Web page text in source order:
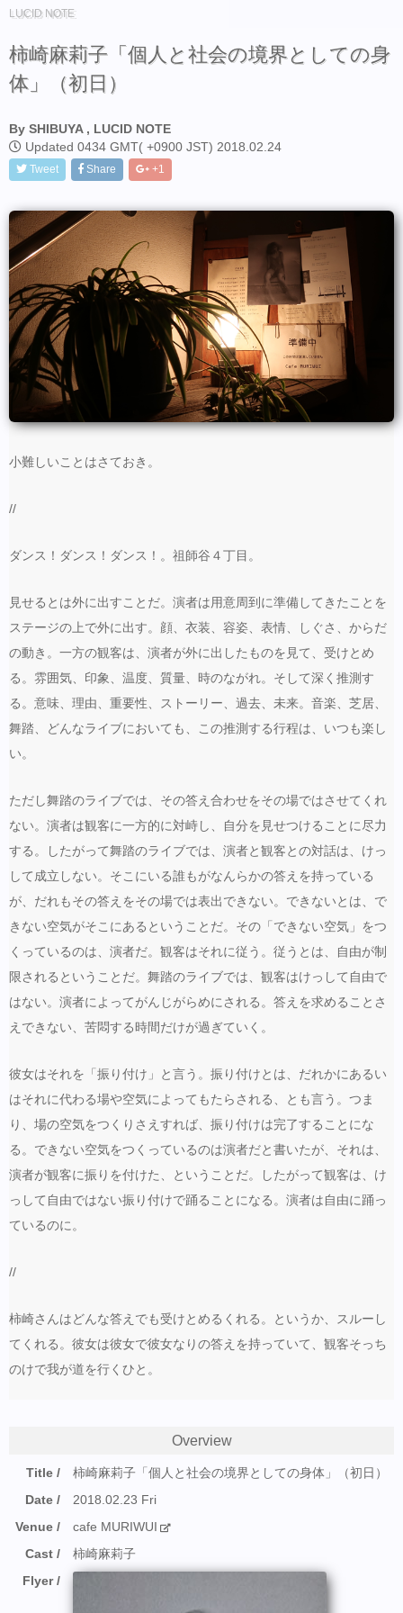
LUCID NOTE
柿崎麻莉子「個人と社会の境界としての身
体」（初日）
By SHIBUYA , LUCID NOTE
Updated 0434 GMT( +0900 JST) 2018.02.24
Tweet Share +1
小難しいことはさておき。
//
ダンス！ダンス！ダンス！。祖師谷４丁目。
見せるとは外に出すことだ。演者は用意周到に準備してきたことを
ステージの上で外に出す。顔、衣装、容姿、表情、しぐさ、からだ
の動き。一方の観客は、演者が外に出したものを見て、受けとめ
る。雰囲気、印象、温度、質量、時のながれ。そして深く推測す
る。意味、理由、重要性、ストーリー、過去、未来。音楽、芝居、
舞踏、どんなライブにおいても、この推測する行程は、いつも楽し
い。
ただし舞踏のライブでは、その答え合わせをその場ではさせてくれ
ない。演者は観客に一方的に対峙し、自分を見せつけることに尽力
する。したがって舞踏のライブでは、演者と観客との対話は、けっ
して成立しない。そこにいる誰もがなんらかの答えを持っている
が、だれもその答えをその場では表出できない。できないとは、で
きない空気がそこにあるということだ。その「できない空気」をつ
くっているのは、演者だ。観客はそれに従う。従うとは、自由が制
限されるということだ。舞踏のライブでは、観客はけっして自由で
はない。演者によってがんじがらめにされる。答えを求めることさ
えできない、苦悶する時間だけが過ぎていく。
彼女はそれを「振り付け」と言う。振り付けとは、だれかにあるい
はそれに代わる場や空気によってもたらされる、とも言う。つま
り、場の空気をつくりさえすれば、振り付けは完了することにな
る。できない空気をつくっているのは演者だと書いたが、それは、
演者が観客に振りを付けた、ということだ。したがって観客は、け
っして自由ではない振り付けで踊ることになる。演者は自由に踊っ
ているのに。
//
柿崎さんはどんな答えでも受けとめるくれる。というか、スルーし
てくれる。彼女は彼女で彼女なりの答えを持っていて、観客そっち
のけで我が道を行くひと。
Overview
Title
柿崎麻莉子「個人と社会の境界としての身体」（初日）
Date
2018.02.23 Fri
Venue
cafe MURIWUI
Cast
柿崎麻莉子
Flyer